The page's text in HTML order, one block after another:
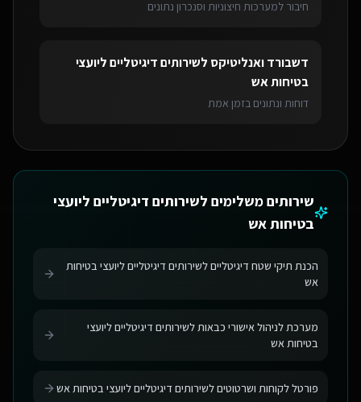
חיבור למערכות חיצוניות וסנכרון נתונים
דשבורד ואנליטיקס לשירותים דיגיטליים ליועצי
בטיחות אש
דוחות ונתונים בזמן אמת
שירותים משלימים לשירותים דיגיטליים ליועצי
בטיחות אש
הכנת תיקי שטח דיגיטליים לשירותים דיגיטליים ליועצי בטיחות
אש
מערכת לניהול אישורי כבאות לשירותים דיגיטליים ליועצי
בטיחות אש
פורטל לקוחות ושרטוטים לשירותים דיגיטליים ליועצי בטיחות אש